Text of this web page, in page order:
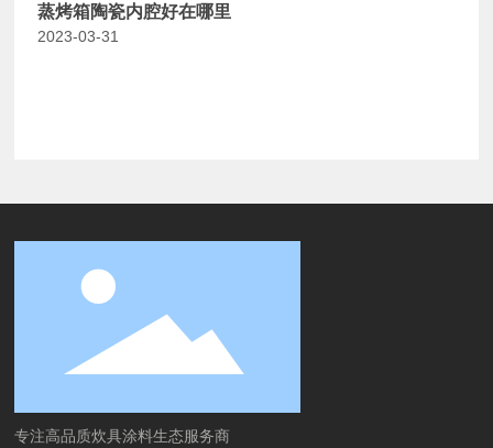
蒸烤箱陶瓷内腔好在哪里
2023-03-31
专注高品质炊具涂料生态服务商